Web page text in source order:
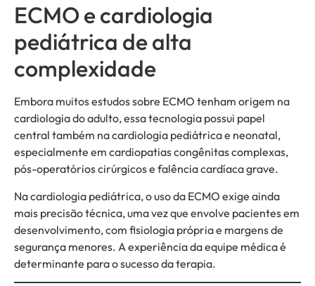
ECMO e cardiologia
pediátrica de alta
complexidade
Embora muitos estudos sobre ECMO tenham origem na
cardiologia do adulto, essa tecnologia possui papel
central também na cardiologia pediátrica e neonatal,
especialmente em cardiopatias congênitas complexas,
pós-operatórios cirúrgicos e falência cardíaca grave.
Na cardiologia pediátrica, o uso da ECMO exige ainda
mais precisão técnica, uma vez que envolve pacientes em
desenvolvimento, com fisiologia própria e margens de
segurança menores. A experiência da equipe médica é
determinante para o sucesso da terapia.